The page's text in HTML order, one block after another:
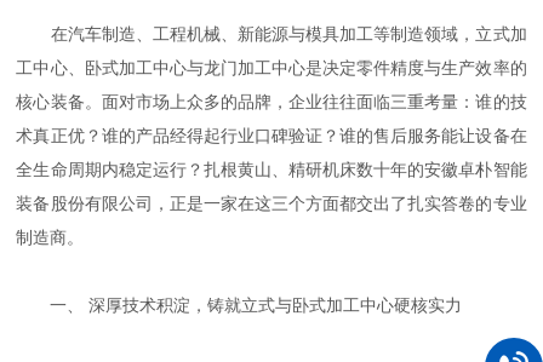
在汽车制造、工程机械、新能源与模具加工等制造领域，立式加
工中心、卧式加工中心与龙门加工中心是决定零件精度与生产效率的
核心装备。面对市场上众多的品牌，企业往往面临三重考量：谁的技
术真正优？谁的产品经得起行业口碑验证？谁的售后服务能让设备在
全生命周期内稳定运行？扎根黄山、精研机床数十年的安徽卓朴智能
装备股份有限公司，正是一家在这三个方面都交出了扎实答卷的专业
制造商。
一、 深厚技术积淀，铸就立式与卧式加工中心硬核实力